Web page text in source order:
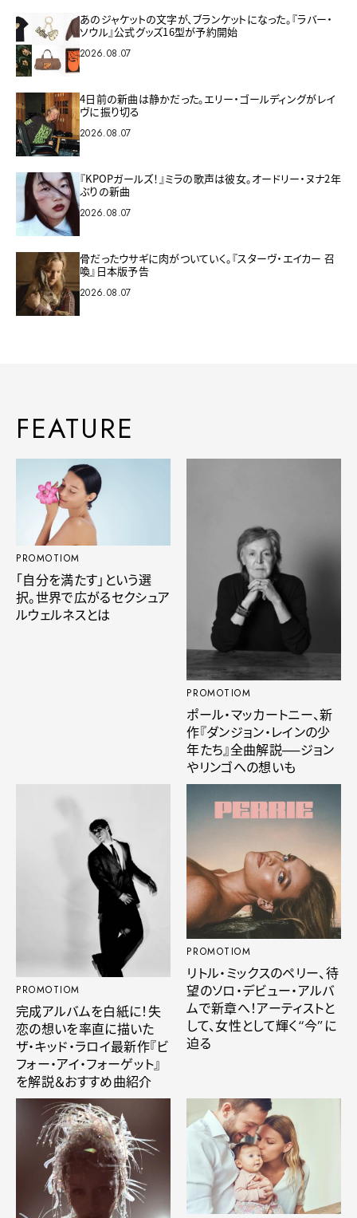
あのジャケットの文字が、ブランケットになった。『ラバー・
ソウル』公式グッズ16型が予約開始
2026.08.07
4日前の新曲は静かだった。エリー・ゴールディングがレイ
ヴに振り切る
2026.08.07
『KPOPガールズ！』ミラの歌声は彼女。オードリー・ヌナ2年
ぶりの新曲
2026.08.07
骨だったウサギに肉がついていく。『スターヴ・エイカー 召
喚』日本版予告
2026.08.07
FEATURE
PROMOTIOM
「自分を満たす」という選
択。世界で広がるセクシュア
ルウェルネスとは
PROMOTIOM
ポール・マッカートニー、新
作『ダンジョン・レインの少
年たち』全曲解説──ジョン
やリンゴへの想いも
PROMOTIOM
完成アルバムを白紙に！失
恋の想いを率直に描いた
ザ・キッド・ラロイ最新作『ビ
フォー・アイ・フォーゲット』
を解説＆おすすめ曲紹介
PROMOTIOM
リトル・ミックスのペリー、待
望のソロ・デビュー・アルバ
ムで新章へ！アーティストと
して、女性として輝く“今”に
迫る